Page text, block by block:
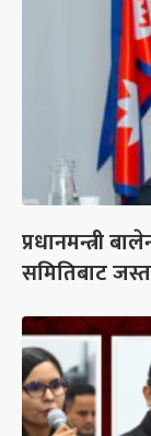
प्रधानमन्त्री
समितिबाट